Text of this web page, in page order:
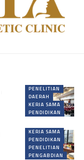
PENELITIAN
DAERAH
KERJA SAMA
PENDIDIKAN
KERJA SAMA
PENDIDIKAN
PENELITIAN
PENGABDIAN